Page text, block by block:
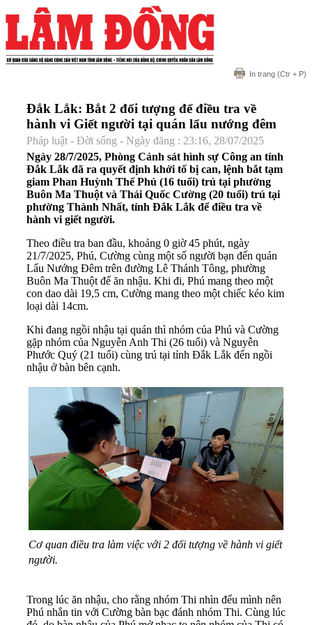
In trang (Ctr + P)
Đắk Lắk: Bắt 2 đối tượng để điều tra về
hành vi Giết người tại quán lẩu nướng đêm
Pháp luật - Đời sống - Ngày đăng : 23:16, 28/07/2025
Ngày 28/7/2025, Phòng Cảnh sát hình sự Công an tỉnh
Đắk Lắk đã ra quyết định khởi tố bị can, lệnh bắt tạm
giam Phan Huỳnh Thế Phú (16 tuổi) trú tại phường
Buôn Ma Thuột và Thái Quốc Cường (20 tuổi) trú tại
phường Thành Nhất, tỉnh Đắk Lắk để điều tra về
hành vi giết người.
Theo điều tra ban đầu, khoảng 0 giờ 45 phút, ngày
21/7/2025, Phú, Cường cùng một số người bạn đến quán
Lẩu Nướng Đêm trên đường Lê Thánh Tông, phường
Buôn Ma Thuột để ăn nhậu. Khi đi, Phú mang theo một
con dao dài 19,5 cm, Cường mang theo một chiếc kéo kim
loại dài 14cm.
Khi đang ngồi nhậu tại quán thì nhóm của Phú và Cường
gặp nhóm của Nguyễn Anh Thi (26 tuổi) và Nguyễn
Phước Quý (21 tuổi) cùng trú tại tỉnh Đắk Lắk đến ngồi
nhậu ở bàn bên cạnh.
Cơ quan điều tra làm việc với 2 đối tượng về hành vi giết
người.
Trong lúc ăn nhậu, cho rằng nhóm Thi nhìn đểu mình nên
Phú nhắn tin với Cường bàn bạc đánh nhóm Thi. Cùng lúc